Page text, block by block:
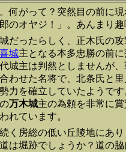
何がって？突然目の前に
のオヤジ！」。あんまり
だったらしく、正木氏の
城主となる本多忠勝の前
城主は判然としませんが
わせた名将で、北条氏と
力を確立していたようで
万木城主の為頼を非常に
れています。
く房総の低い丘陵地にあ
は堀跡でしょうか？道の